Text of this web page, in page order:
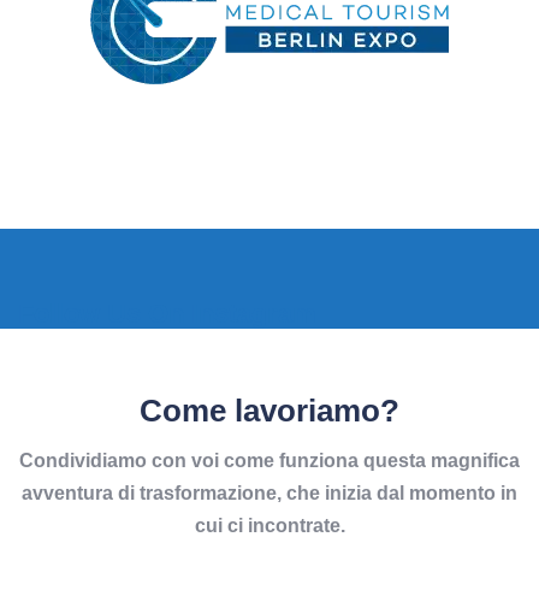
Come lavoriamo?
Condividiamo con voi come funziona questa magnifica
avventura di trasformazione, che inizia dal momento in
cui ci incontrate.